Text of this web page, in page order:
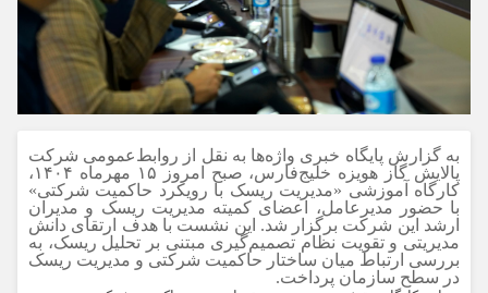
به گزارش پایگاه خبری واژه‌ها به نقل از روابط‌عمومی شرکت
پالایش گاز هویزه خلیج‌فارس، صبح امروز ۱۵ مهرماه ۱۴۰۴،
کارگاه آموزشی «مدیریت ریسک با رویکرد حاکمیت شرکتی»
با حضور مدیرعامل، اعضای کمیته مدیریت ریسک و مدیران
ارشد این شرکت برگزار شد. این نشست با هدف ارتقای دانش
مدیریتی و تقویت نظام تصمیم‌گیری مبتنی بر تحلیل ریسک، به
بررسی ارتباط میان ساختار حاکمیت شرکتی و مدیریت ریسک
در سطح سازمان پرداخت.